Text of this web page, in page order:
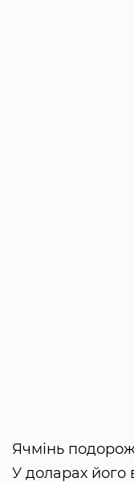
Ячмінь
У доларах його